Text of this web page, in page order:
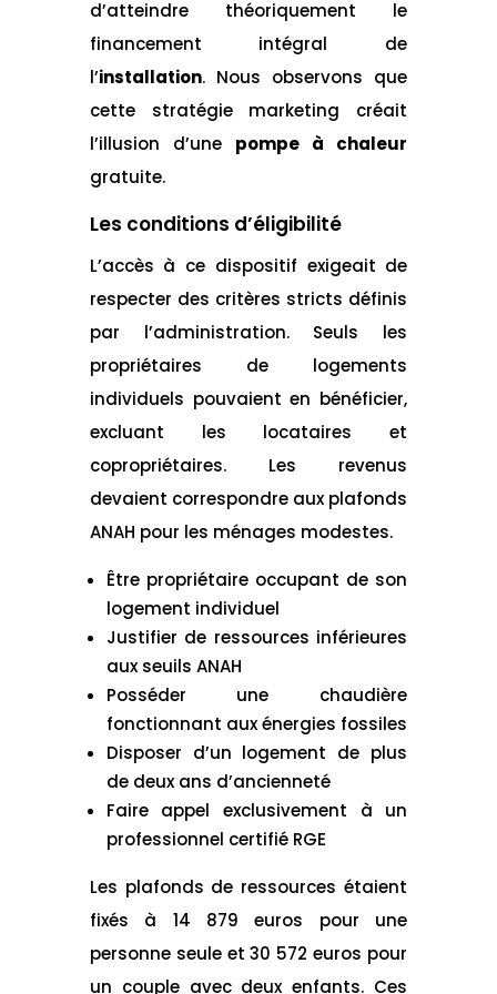
d’atteindre théoriquement le
financement intégral de
l’installation. Nous observons que
cette stratégie marketing créait
l’illusion d’une pompe à chaleur
gratuite.
Les conditions d’éligibilité
L’accès à ce dispositif exigeait de
respecter des critères stricts définis
par l’administration. Seuls les
propriétaires de logements
individuels pouvaient en bénéficier,
excluant les locataires et
copropriétaires. Les revenus
devaient correspondre aux plafonds
ANAH pour les ménages modestes.
Être propriétaire occupant de son
logement individuel
Justifier de ressources inférieures
aux seuils ANAH
Posséder une chaudière
fonctionnant aux énergies fossiles
Disposer d’un logement de plus
de deux ans d’ancienneté
Faire appel exclusivement à un
professionnel certifié RGE
Les plafonds de ressources étaient
fixés à 14 879 euros pour une
personne seule et 30 572 euros pour
un couple avec deux enfants. Ces